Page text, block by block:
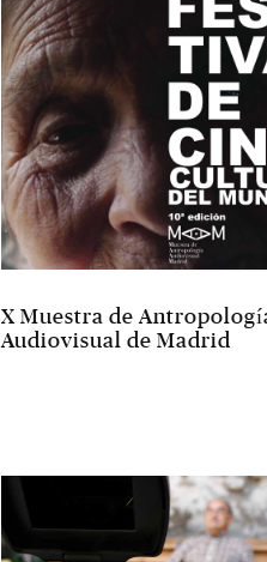
X Muestra de
Audiovisual de Madrid